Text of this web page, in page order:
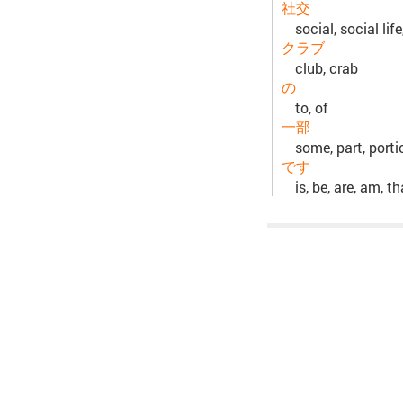
社交
social, social
クラブ
club, crab
の
to, of
一部
some, part,
です
is, be, are, am,